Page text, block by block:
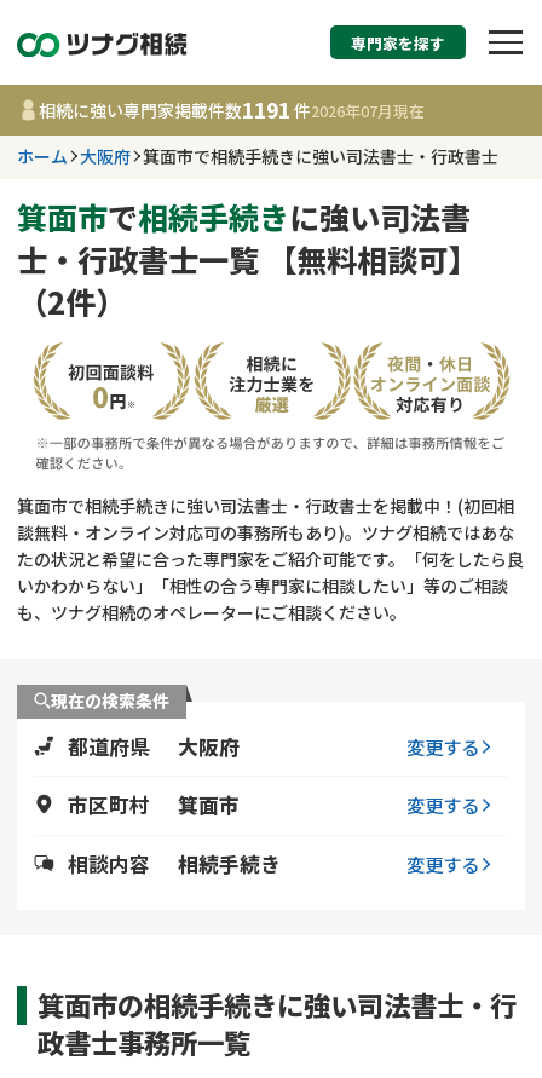
相続税申告・相続手
す
大阪府
事務所 1191
件
相談内容で探す
遺言書作成・遺言執行
相続登記
遺留分侵害額請求
相続手続き
不動産評価(相続不動
費用相場
コラム
相続手続き
遺言
調査・アンケート
専門家を探す
相続に強い専門家掲載件数1191 件2026年07月現在
ホーム 大阪府 箕面市で相続手続きに強い司法書士・行政書士
箕面市で相続手続きに強い司法書
士・行政書士一覧 【無料相談可】
（2件）
箕面市で相続手続きに強い司法書士・行政書士を掲載中！(初回相
談無料・オンライン対応可の事務所もあり)。ツナグ相続ではあな
たの状況と希望に合った専門家をご紹介可能です。「何をしたら良
いかわからない」「相性の合う専門家に相談したい」等のご相談
も、ツナグ相続のオペレーターにご相談ください。
現在の検索条件
都道府県 大阪府 変更する
市区町村 箕面市 変更する
相談内容 相続手続き 変更する
箕面市の相続手続きに強い司法書士・行
政書士事務所一覧